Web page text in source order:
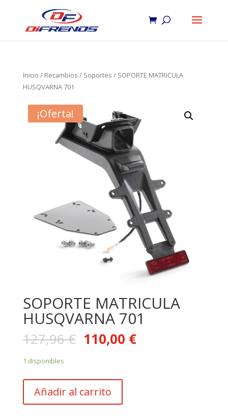
Inicio / Recambios / Soportes / SOPORTE MATRICULA
HUSQVARNA 701
¡Oferta!
SOPORTE MATRICULA
HUSQVARNA 701
127,96€ 110,00 €
1 disponibles
MATRICULA
Añadir al carrito